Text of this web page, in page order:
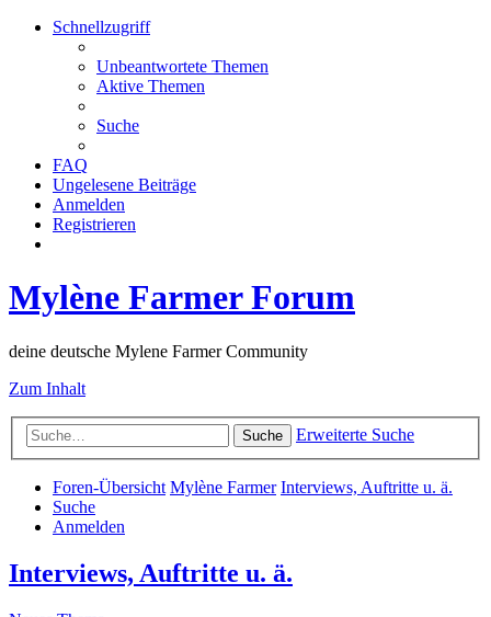
Schnellzugriff
Unbeantwortete Themen
Aktive Themen
Suche
FAQ
Ungelesene Beiträge
Anmelden
Registrieren
Mylène Farmer Forum
deine deutsche Mylene Farmer Community
Zum Inhalt
Suche Erweiterte Suche
Foren-Übersicht Mylène Farmer Interviews, Auftritte u. ä.
Suche
Anmelden
Interviews, Auftritte u. ä.